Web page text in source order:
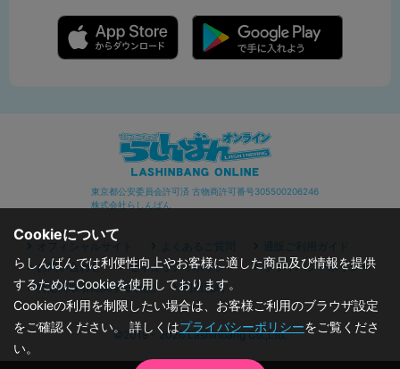
東京都公安委員会許可済 古物商許可番号305500206246
株式会社らしんばん
オフィシャルサイト よくあるご質問
通販ご利用ガイド
お問い合わせ
セキュリティポリシー
プライバシーポリシー
特定商取引に関する表記
利用規約
©2019 - 2026 Lashinbang Co.,Ltd.
Cookieについて
らしんばんでは利便性向上やお客様に適した商品及び情報を提供
するためにCookieを使用しております。
Cookieの利用を制限したい場合は、お客様ご利用のブラウザ設定
をご確認ください。 詳しくはプライバシーポリシーをご覧くださ
い。